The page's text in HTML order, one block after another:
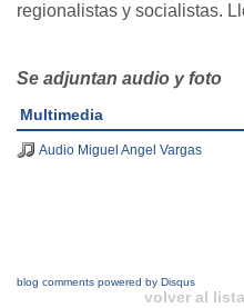
regionalistas y socialistas.
Se adjuntan audio y foto
Multimedia
Audio Miguel Angel Vargas
blog comments powered by Disqus
volver al